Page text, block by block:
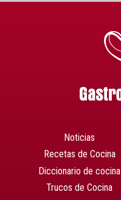
Noticias
Recetas de Cocina
Diccionario de cocina
Trucos de Cocina